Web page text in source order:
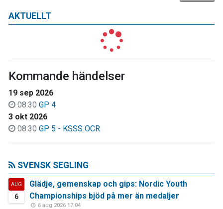
AKTUELLT
Kommande händelser
19 sep 2026
08:30 GP 4
3 okt 2026
08:30 GP 5 - KSSS OCR
SVENSK SEGLING
AUG
6
Glädje, gemenskap och gips: Nordic Youth
Championships bjöd på mer än medaljer
6 aug 2026 17:04